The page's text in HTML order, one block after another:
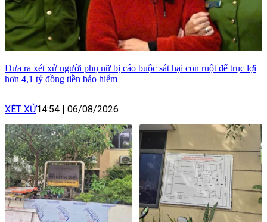
Đưa ra xét xử người phụ nữ bị cáo buộc sát hại con ruột để trục lợi
hơn 4,1 tỷ đồng tiền bảo hiểm
XÉT XỬ14:54 06/08/2026